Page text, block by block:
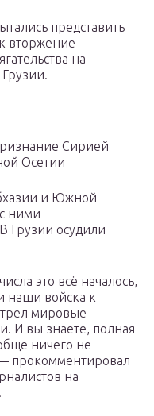
представить
вторжение
на
Сирией
Осетии
и Южной
ними
Грузии осудили
это всё началось,
наши войска к
мировые
И вы знаете, полная
ничего не
прокомментировал
на